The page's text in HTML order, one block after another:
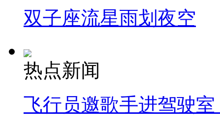
双子座流星雨划夜空
热点新闻
飞行员邀歌手进驾驶